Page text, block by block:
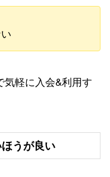
軽に入会&利用す
うが良い